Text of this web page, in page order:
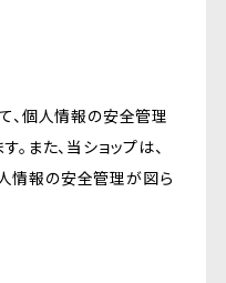
、個人情報の安全管理
また、当ショップは、
情報の安全管理が図ら